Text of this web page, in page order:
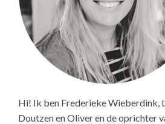
Hi! Ik ben Frederieke Wieberdink,
Doutzen en Oliver en de oprichter